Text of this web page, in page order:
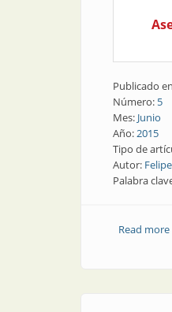
Publicado
Número: 5
Mes: Junio
Año:2015
Tipo de
Autor:
Palabra
Read more